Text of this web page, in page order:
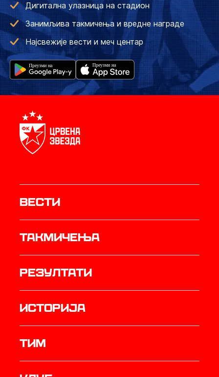
Дигитална улазница на стадион
Занимљива такмичења и вредне награде
Најсвежије вести и меч центар
Вести
Такмичења
резултати
историја
ТИМ